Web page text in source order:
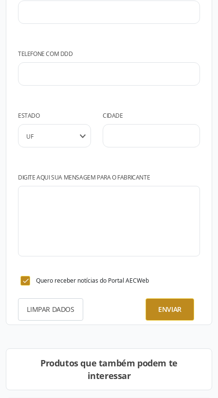
TELEFONE COM DDD
ESTADO CIDADE
DIGITE AQUI SUA MENSAGEM PARA O FABRICANTE
Quero receber notícias do Portal AECWeb
LIMPAR DADOS ENVIAR
Produtos que também podem te
interessar